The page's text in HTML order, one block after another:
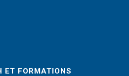
ET FORMATIONS